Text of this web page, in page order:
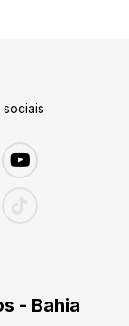
- Bahia